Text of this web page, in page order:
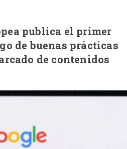
publica el primer
de buenas prácticas
de contenidos